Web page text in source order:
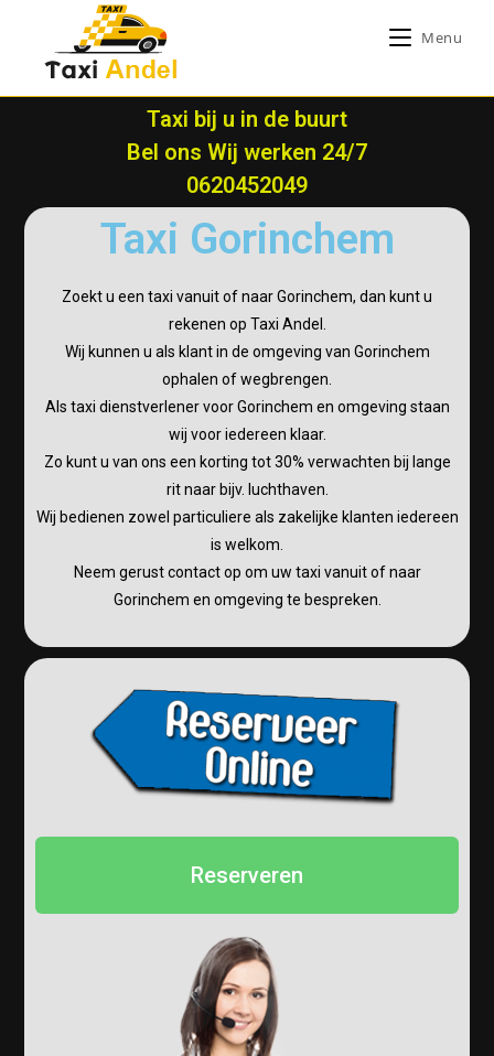
Menu
Taxi bij u in de buurt
Bel ons Wij werken 24/7
0620452049
Taxi Gorinchem
Zoekt u een taxi vanuit of naar Gorinchem, dan kunt u
rekenen op Taxi Andel.
Wij kunnen u als klant in de omgeving van Gorinchem
ophalen of wegbrengen.
Als taxi dienstverlener voor Gorinchem en omgeving staan
wij voor iedereen klaar.
Zo kunt u van ons een korting tot 30% verwachten bij lange
rit naar bijv. luchthaven.
Wij bedienen zowel particuliere als zakelijke klanten iedereen
is welkom.
Neem gerust contact op om uw taxi vanuit of naar
Gorinchem en omgeving te bespreken.
Reserveren